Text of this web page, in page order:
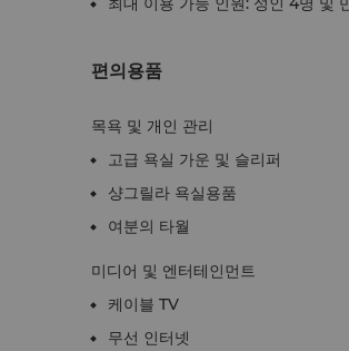
편의용품
목욕 및 개인 관리
고급 욕실 가운 및 슬리퍼
샹그릴라 욕실용품
여분의 타월
미디어 및 엔터테인먼트
케이블 TV
무선 인터넷